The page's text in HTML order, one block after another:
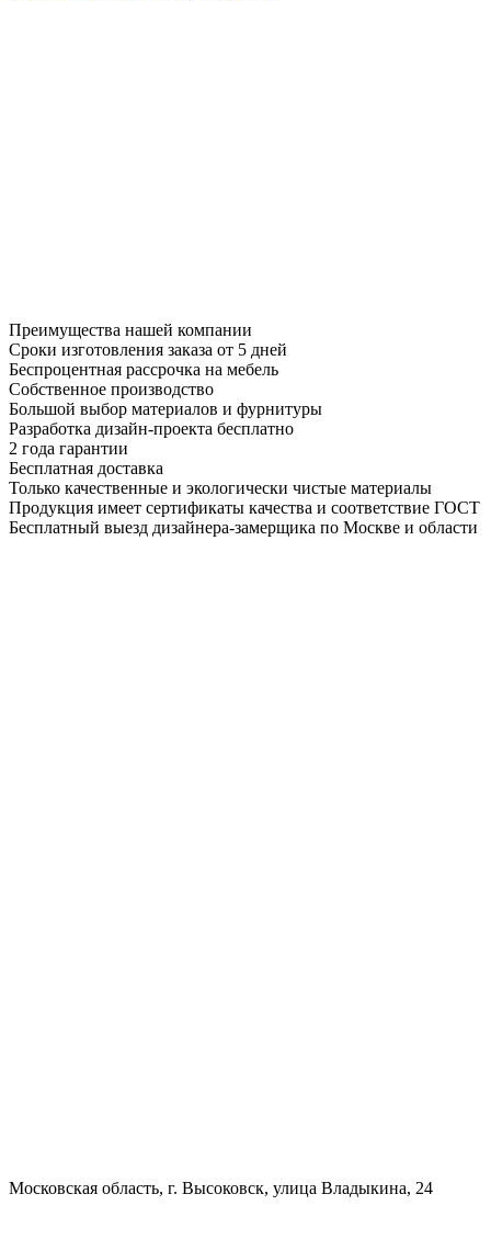
Преимущества нашей компании
Сроки изготовления заказа от 5 дней
Беспроцентная рассрочка на мебель
Собственное производство
Большой выбор материалов и фурнитуры
Разработка дизайн-проекта бесплатно
2 года гарантии
Бесплатная доставка
Только качественные и экологически чистые материалы
Продукция имеет сертификаты качества и соответствие ГОСТ
Бесплатный выезд дизайнера-замерщика по Москве и области
Московская область, г. Высоковск, улица Владыкина, 24